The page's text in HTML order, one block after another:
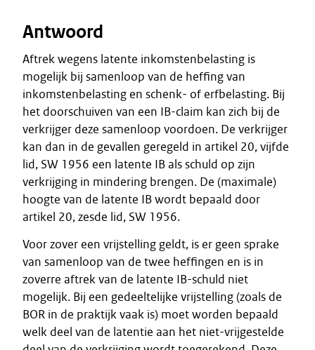
Antwoord
Aftrek wegens latente inkomstenbelasting is
mogelijk bij samenloop van de heffing van
inkomstenbelasting en schenk- of erfbelasting. Bij
het doorschuiven van een IB-claim kan zich bij de
verkrijger deze samenloop voordoen. De verkrijger
kan dan in de gevallen geregeld in artikel 20, vijfde
lid, SW 1956 een latente IB als schuld op zijn
verkrijging in mindering brengen. De (maximale)
hoogte van de latente IB wordt bepaald door
artikel 20, zesde lid, SW 1956.
Voor zover een vrijstelling geldt, is er geen sprake
van samenloop van de twee heffingen en is in
zoverre aftrek van de latente IB-schuld niet
mogelijk. Bij een gedeeltelijke vrijstelling (zoals de
BOR in de praktijk vaak is) moet worden bepaald
welk deel van de latentie aan het niet-vrijgestelde